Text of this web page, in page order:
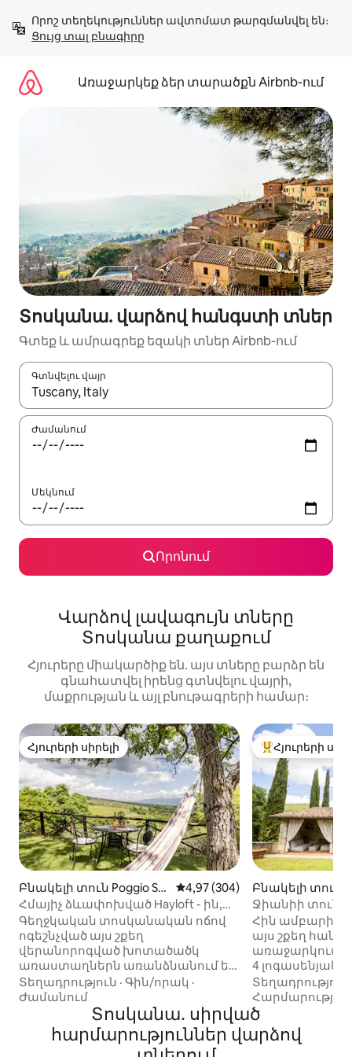
բովանդակությանը
Ցույց տալ բնագիրը
Առաջարկեք ձեր տարածքն Airbnb-ում
Տոսկանա. վարձով հանգստի տներ
Գտեք և ամրագրեք եզակի տներ Airbnb-ում
Գտնվելու վայր
Երբ արդյունքները հասանելի լինեն, սլաքների
Ժամանում
Մեկնում
Որոնում
Վարձով լավագույն տները
Տոսկանա քաղաքում
Հյուրերը միակարծիք են. այս տները բարձր են
գնահատվել իրենց գտնվելու վայրի,
մաքրության և այլ բնութագրերի համար։
Հյուրերի սիրելի
Հյուրերի սիրելի
Բնակելի տուն Poggio Sa
n Marco-ում
Միջին վարկանիշը՝ 5-ից
4,97 (304)
Հմայիչ ձևափոխված Hayloft - ին,
որտեղից բացվում է Չիանտի Հիլզ
Գեղջկական տոսկանական ոճով
ոգեշնչված այս շքեղ
վերանորոգված խոտածածկ
առաստաղներն առանձնանում են
փնջերով և աղյուսներով
առաստաղներով և նորաոճ ու
հարմարավետ դեկորի համար ։
Հանգստացնող ցանցաճոճից և
քարից խորոված պատրաստած
Տեղադրություն · Գին/որակ ·
Ժամանում
Հյուրերի
Հյուրերի
Բնակելի տուն
-ում
Ջիանիի տուն -
Հին ամբարից
այս շքեղ
առաջարկում է
4 լոգասենյակ,
կահավորված
ընդարձակ
առանձին այգի՝
պատիո՝
Տեղադրություն
Տոսկանա․ սիրված
հարմարություններ վարձով